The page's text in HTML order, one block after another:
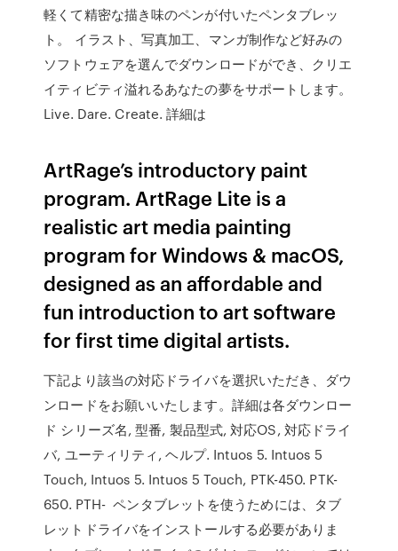
軽くて精密な描き味のペンが付いたペンタブレッ
ト。 イラスト、写真加工、マンガ制作など好みの
ソフトウェアを選んでダウンロードができ、クリエ
イティビティ溢れるあなたの夢をサポートします。
Live. Dare. Create. 詳細は
ArtRage’s introductory paint
program. ArtRage Lite is a
realistic art media painting
program for Windows & macOS,
designed as an affordable and
fun introduction to art software
for first time digital artists.
下記より該当の対応ドライバを選択いただき、ダウ
ンロードをお願いいたします。詳細は各ダウンロー
ド シリーズ名, 型番, 製品型式, 対応OS, 対応ドライ
バ, ユーティリティ, ヘルプ. Intuos 5. Intuos 5
Touch, Intuos 5. Intuos 5 Touch, PTK-450. PTK-
650. PTH- ペンタブレットを使うためには、タブ
レットドライバをインストールする必要がありま